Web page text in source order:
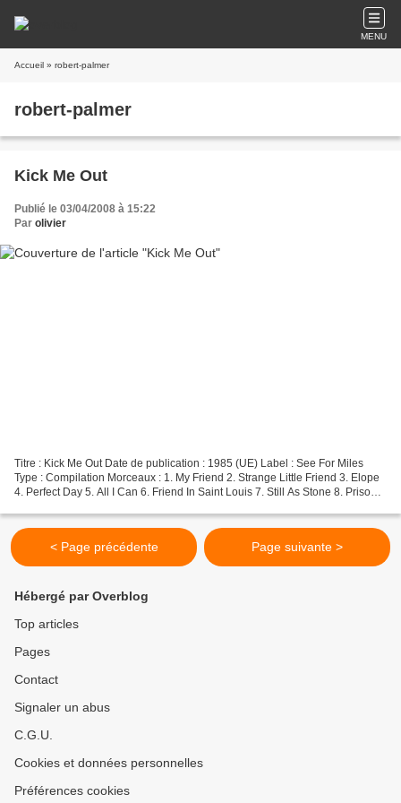
MENU
Accueil » robert-palmer
robert-palmer
Kick Me Out
Publié le 03/04/2008 à 15:22
Par olivier
Titre : Kick Me Out Date de publication : 1985 (UE) Label : See For Miles
Type : Compilation Morceaux : 1. My Friend 2. Strange Little Friend 3. Elope
4. Perfect Day 5. All I Can 6. Friend In Saint Louis 7. Still As Stone 8. Prisoner
< Page précédente Page suivante >
Hébergé par Overblog
Top articles
Pages
Contact
Signaler un abus
C.G.U.
Cookies et données personnelles
Préférences cookies